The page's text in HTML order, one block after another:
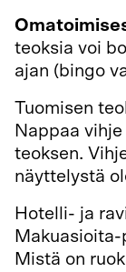
teoksia voi
ajan (bingo
Tuomisen
Nappaa
teoksen.
näyttelystä
Hotelli- ja
Makuasioita-
Mistä on